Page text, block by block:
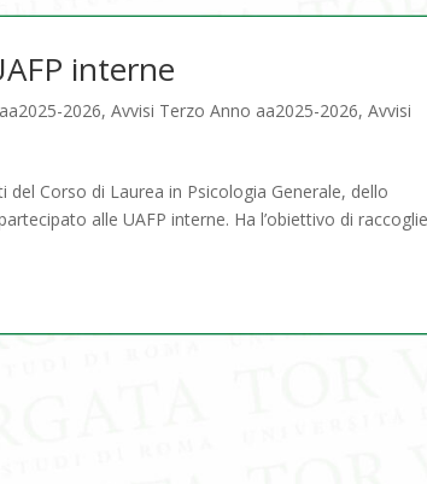
interne
2026,Avvisi Terzo Anno aa2025-2026,Avvisi
Corso di Laurea in Psicologia Generale, dello
alle UAFP interne. Ha l’obiettivo di